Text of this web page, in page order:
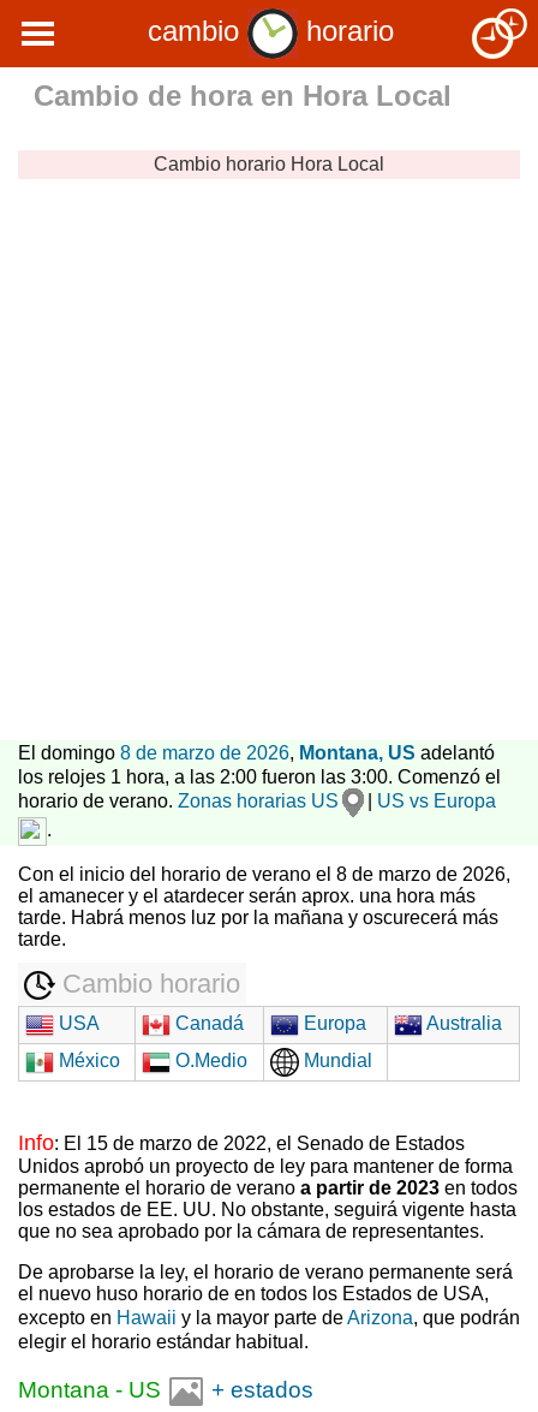
cambio
horario
Cambio de hora en Hora Local
Cambio horario Hora Local
El domingo 8 de marzo de 2026, Montana, US adelantó
los relojes 1 hora, a las 2:00 fueron las 3:00. Comenzó el
horario de verano. Zonas horarias US
US vs Europa
.
Con el inicio del horario de verano el 8 de marzo de 2026,
el amanecer y el atardecer serán aprox. una hora más
tarde. Habrá menos luz por la mañana y oscurecerá más
tarde.
Cambio horario
USA Canadá Europa
Australia
México
O.Medio Mundial
Info: El 15 de marzo de 2022, el Senado de Estados
Unidos aprobó un proyecto de ley para mantener de forma
permanente el horario de verano a partir de 2023 en todos
los estados de EE. UU. No obstante, seguirá vigente hasta
que no sea aprobado por la cámara de representantes.
De aprobarse la ley, el horario de verano permanente será
el nuevo huso horario de en todos los Estados de USA,
excepto en Hawaii y la mayor parte deArizona, que podrán
elegir el horario estándar habitual.
Montana - US + estados